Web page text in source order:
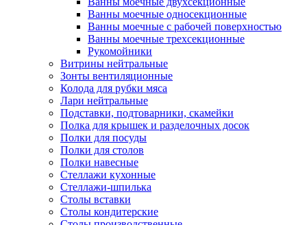
Ванны моечные односекционные
Ванны моечные с рабочей поверхностью
Ванны моечные трехсекционные
Рукомойники
Витрины нейтральные
Зонты вентиляционные
Колода для рубки мяса
Лари нейтральные
Подставки, подтоварники, скамейки
Полка для крышек и разделочных досок
Полки для посуды
Полки для столов
Полки навесные
Стеллажи кухонные
Стеллажи-шпилька
Столы вставки
Столы кондитерские